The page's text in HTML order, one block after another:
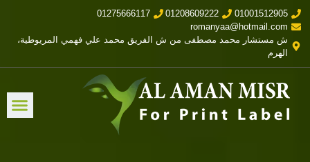
01001512905
01208609222
01275666117
romanyaa@hotmail.com
ش مستشار محمد مصطفى من ش الفريق محمد علي فهمي المريوطية،
الهرم